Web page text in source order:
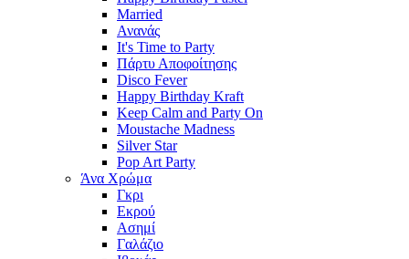
Married
Ανανάς
It's Time to Party
Πάρτυ Αποφοίτησης
Disco Fever
Happy Birthday Kraft
Keep Calm and Party On
Moustache Madness
Silver Star
Pop Art Party
Άνα Χρώμα
Γκρι
Εκρού
Ασημί
Γαλάζιο